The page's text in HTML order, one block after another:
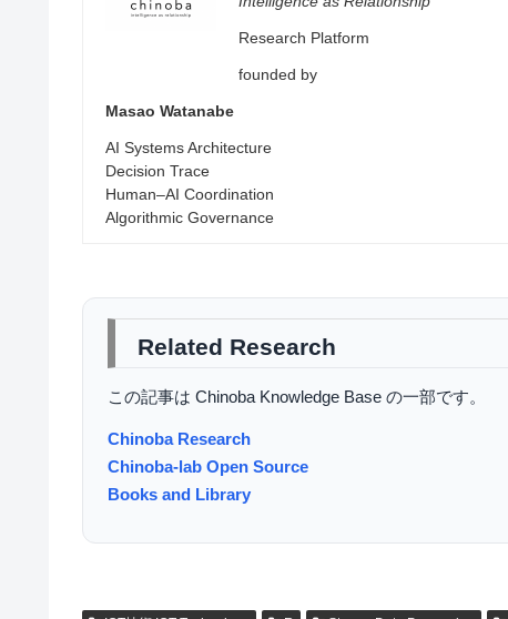
Research Platform
founded by
Masao Watanabe
AI Systems Architecture
Decision Trace
Human–AI Coordination
Algorithmic Governance
Related Research
この記事は Chinoba Knowledge Base の一部です。
Chinoba Research
Chinoba-lab Open Source
Books and Library